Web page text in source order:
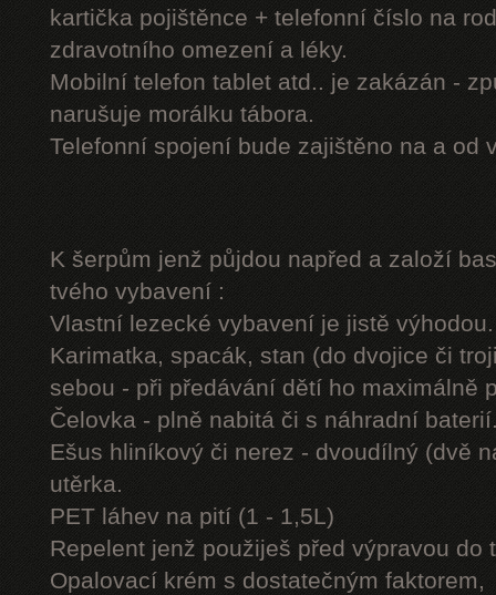
kartička pojištěnce + telefonní číslo na
zdravotního omezení a léky.
Mobilní telefon tablet atd.. je zakázán -
narušuje morálku tábora.
Telefonní spojení bude zajištěno na a od
K šerpům jenž půjdou napřed a založí
tvého vybavení :
Vlastní lezecké vybavení je jistě výhodou.
Karimatka, spacák, stan (do dvojice či
sebou - při předávání dětí ho maximálně
Čelovka - plně nabitá či s náhradní
Ešus hliníkový či nerez - dvoudílný (dvě
utěrka.
PET láhev na pití (1 - 1,5L)
Repelent jenž použiješ před výpravou do
Opalovací krém s dostatečným faktorem,